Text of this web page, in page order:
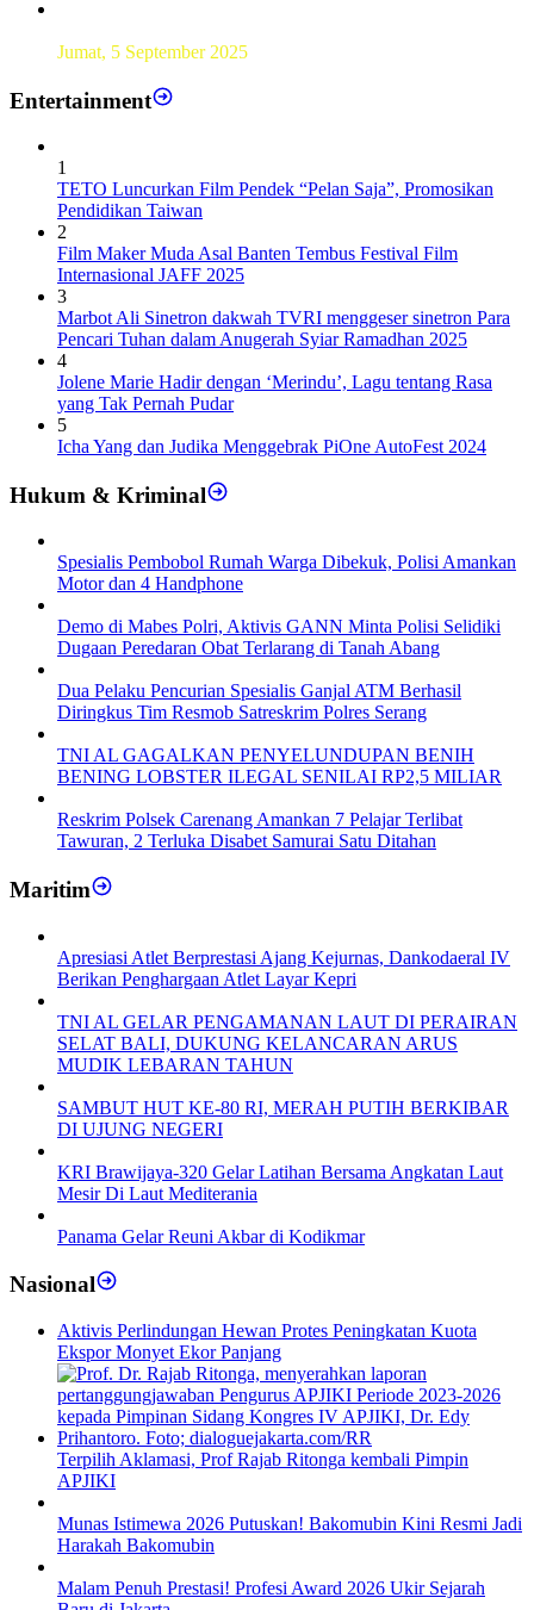
Jumat, 5 September 2025
Entertainment
1
TETO Luncurkan Film Pendek “Pelan Saja”, Promosikan
Pendidikan Taiwan
2
Film Maker Muda Asal Banten Tembus Festival Film
Internasional JAFF 2025
3
Marbot Ali Sinetron dakwah TVRI menggeser sinetron Para
Pencari Tuhan dalam Anugerah Syiar Ramadhan 2025
4
Jolene Marie Hadir dengan ‘Merindu’, Lagu tentang Rasa
yang Tak Pernah Pudar
5
Icha Yang dan Judika Menggebrak PiOne AutoFest 2024
Hukum & Kriminal
Spesialis Pembobol Rumah Warga Dibekuk, Polisi Amankan
Motor dan 4 Handphone
Demo di Mabes Polri, Aktivis GANN Minta Polisi Selidiki
Dugaan Peredaran Obat Terlarang di Tanah Abang
Dua Pelaku Pencurian Spesialis Ganjal ATM Berhasil
Diringkus Tim Resmob Satreskrim Polres Serang
TNI AL GAGALKAN PENYELUNDUPAN BENIH
BENING LOBSTER ILEGAL SENILAI RP2,5 MILIAR
Reskrim Polsek Carenang Amankan 7 Pelajar Terlibat
Tawuran, 2 Terluka Disabet Samurai Satu Ditahan
Maritim
Apresiasi Atlet Berprestasi Ajang Kejurnas, Dankodaeral IV
Berikan Penghargaan Atlet Layar Kepri
TNI AL GELAR PENGAMANAN LAUT DI PERAIRAN
SELAT BALI, DUKUNG KELANCARAN ARUS
MUDIK LEBARAN TAHUN
SAMBUT HUT KE-80 RI, MERAH PUTIH BERKIBAR
DI UJUNG NEGERI
KRI Brawijaya-320 Gelar Latihan Bersama Angkatan Laut
Mesir Di Laut Mediterania
Panama Gelar Reuni Akbar di Kodikmar
Nasional
Aktivis Perlindungan Hewan Protes Peningkatan Kuota
Ekspor Monyet Ekor Panjang
Terpilih Aklamasi, Prof Rajab Ritonga kembali Pimpin
APJIKI
Munas Istimewa 2026 Putuskan! Bakomubin Kini Resmi Jadi
Harakah Bakomubin
Malam Penuh Prestasi! Profesi Award 2026 Ukir Sejarah